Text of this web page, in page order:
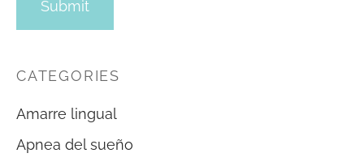
CATEGORIES
Amarre lingual
Apnea del sueño